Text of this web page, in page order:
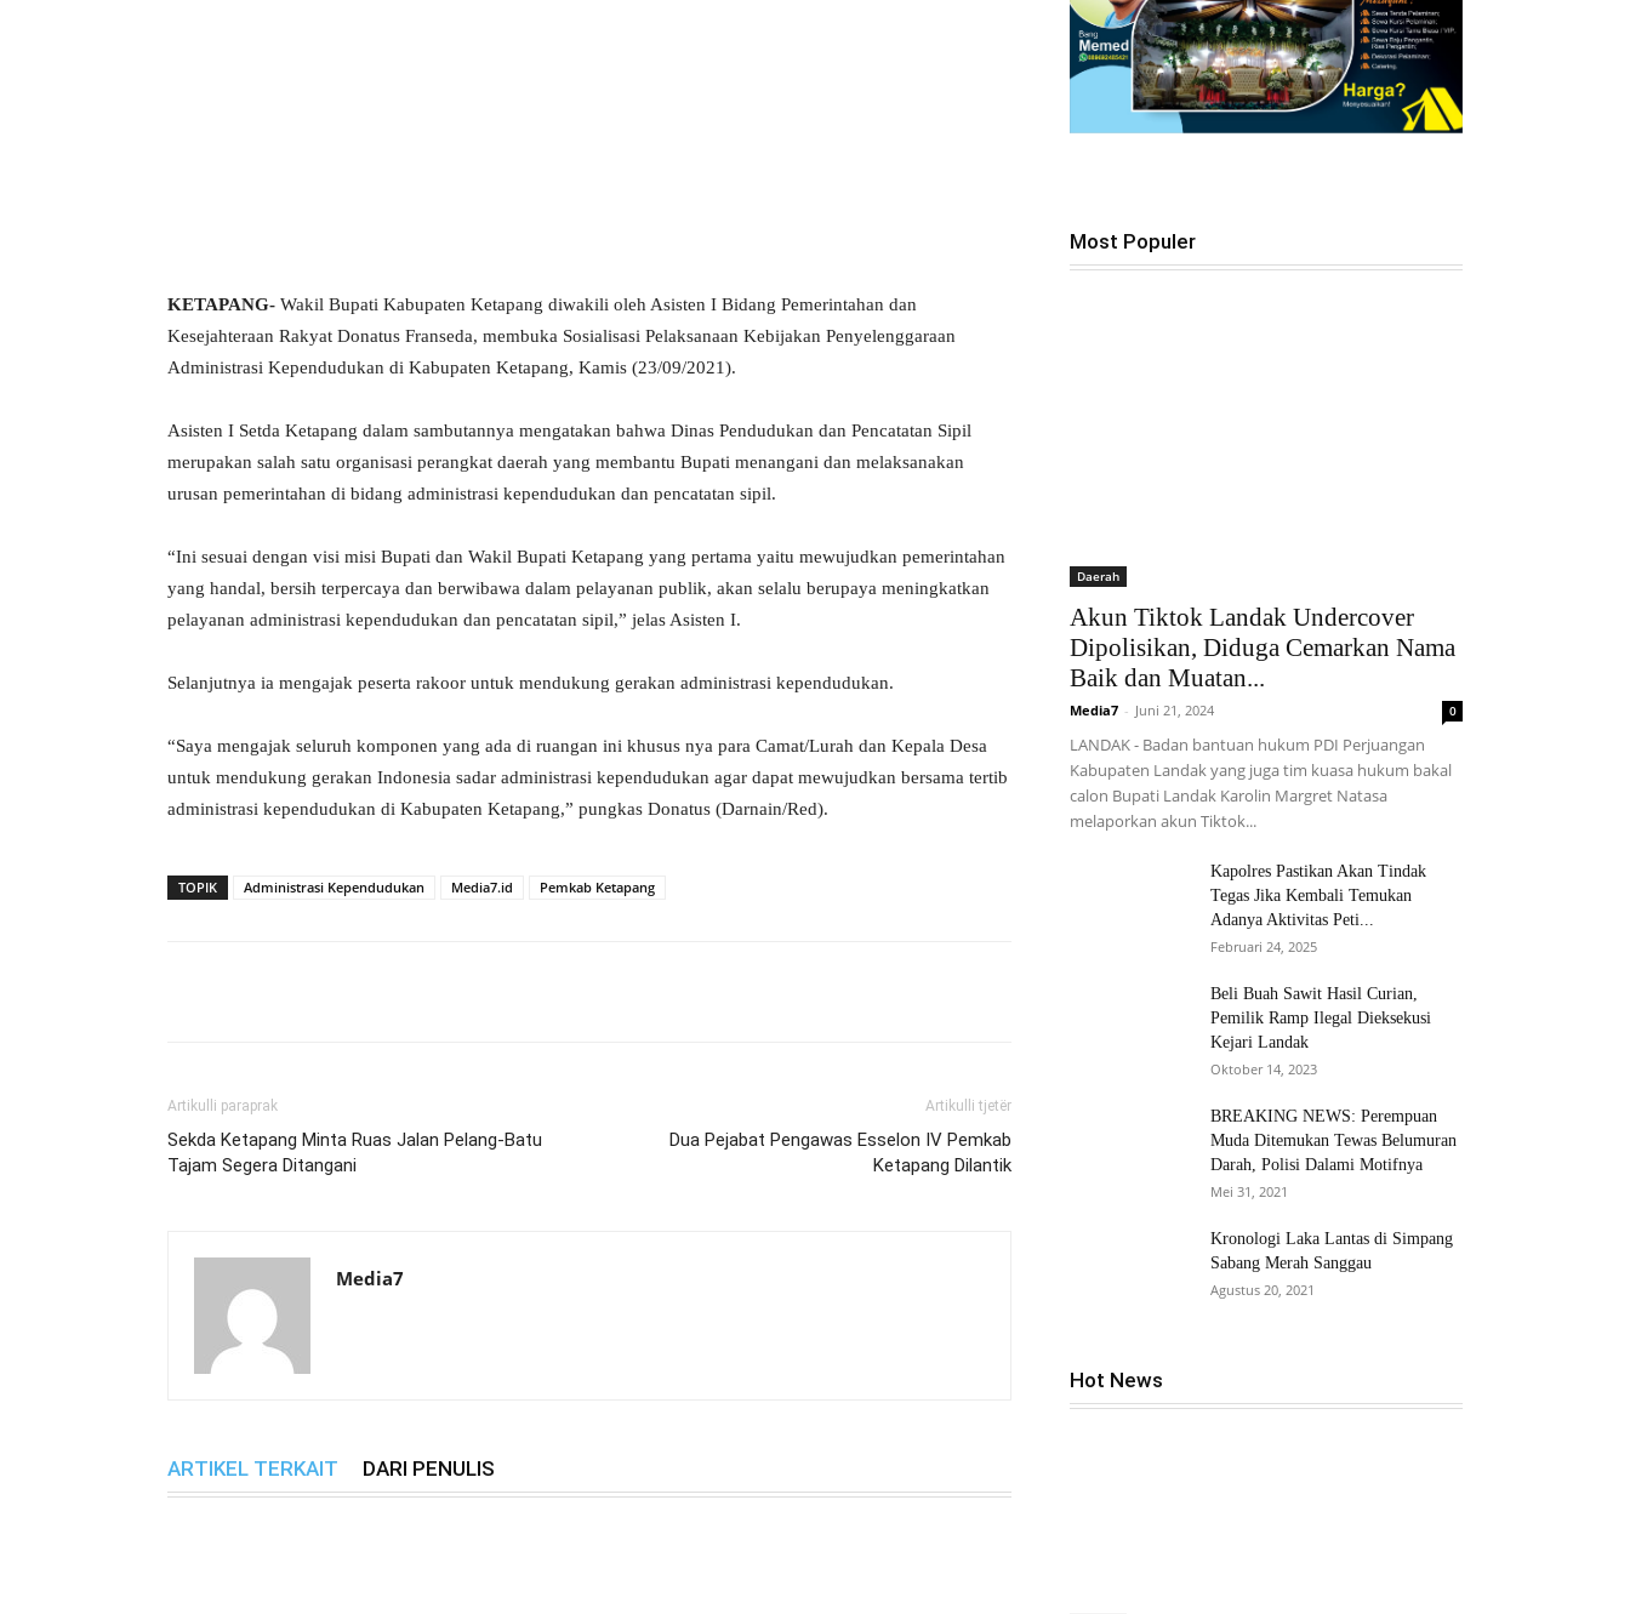
KETAPANG- Wakil Bupati Kabupaten Ketapang diwakili oleh Asisten I Bidang Pemerintahan dan
Kesejahteraan Rakyat Donatus Franseda, membuka Sosialisasi Pelaksanaan Kebijakan Penyelenggaraan
Administrasi Kependudukan di Kabupaten Ketapang, Kamis (23/09/2021).
Asisten I Setda Ketapang dalam sambutannya mengatakan bahwa Dinas Pendudukan dan Pencatatan Sipil
merupakan salah satu organisasi perangkat daerah yang membantu Bupati menangani dan melaksanakan
urusan pemerintahan di bidang administrasi kependudukan dan pencatatan sipil.
“Ini sesuai dengan visi misi Bupati dan Wakil Bupati Ketapang yang pertama yaitu mewujudkan pemerintahan
yang handal, bersih terpercaya dan berwibawa dalam pelayanan publik, akan selalu berupaya meningkatkan
pelayanan administrasi kependudukan dan pencatatan sipil,” jelas Asisten I.
Selanjutnya ia mengajak peserta rakoor untuk mendukung gerakan administrasi kependudukan.
“Saya mengajak seluruh komponen yang ada di ruangan ini khusus nya para Camat/Lurah dan Kepala Desa
untuk mendukung gerakan Indonesia sadar administrasi kependudukan agar dapat mewujudkan bersama tertib
administrasi kependudukan di Kabupaten Ketapang,” pungkas Donatus (Darnain/Red).
TOPIK Administrasi Kependudukan Media7.id Pemkab Ketapang
Artikulli paraprak
Sekda Ketapang Minta Ruas Jalan Pelang-Batu
Tajam Segera Ditangani
Artikulli tjetër
Dua Pejabat Pengawas Esselon IV Pemkab
Ketapang Dilantik
Media7
ARTIKEL TERKAIT DARI PENULIS
Most Populer
Daerah
Akun Tiktok Landak Undercover
Dipolisikan, Diduga Cemarkan Nama
Baik dan Muatan...
Media7 - Juni 21, 2024 0
LANDAK - Badan bantuan hukum PDI Perjuangan
Kabupaten Landak yang juga tim kuasa hukum bakal
calon Bupati Landak Karolin Margret Natasa
melaporkan akun Tiktok...
Kapolres Pastikan Akan Tindak
Tegas Jika Kembali Temukan
Adanya Aktivitas Peti...
Februari 24, 2025
Beli Buah Sawit Hasil Curian,
Pemilik Ramp Ilegal Dieksekusi
Kejari Landak
Oktober 14, 2023
BREAKING NEWS: Perempuan
Muda Ditemukan Tewas Belumuran
Darah, Polisi Dalami Motifnya
Mei 31, 2021
Kronologi Laka Lantas di Simpang
Sabang Merah Sanggau
Agustus 20, 2021
Hot News